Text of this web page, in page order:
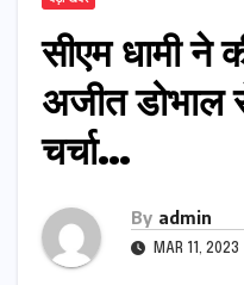
सीएम धामी ने
अजीत डोभाल
चर्चा…
By admin
MAR 11, 2023